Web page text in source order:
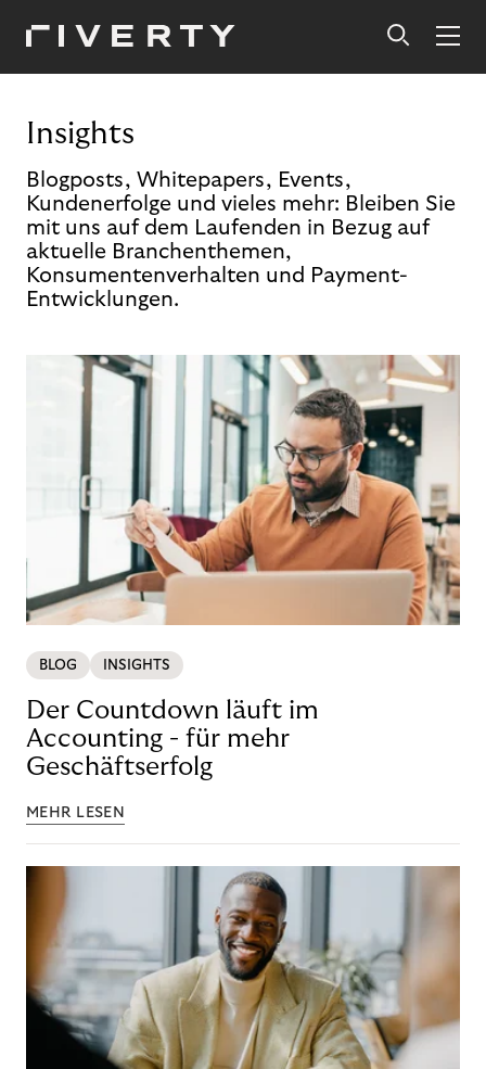
Insights
Blogposts, Whitepapers, Events,
Kundenerfolge und vieles mehr: Bleiben Sie
mit uns auf dem Laufenden in Bezug auf
aktuelle Branchenthemen,
Konsumentenverhalten und Payment-
Entwicklungen.
BLOG INSIGHTS
Der Countdown läuft im
Accounting - für mehr
Geschäftserfolg
MEHR LESEN